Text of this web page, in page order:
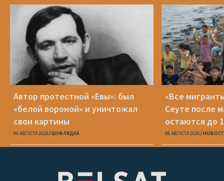
Автор протестной «Евы»: был
«белой вороной» и уничтожал
свои картины
09 АВГУСТА 2026 ШУФЛЯДКА
«Все
Сеуте после
остаются до
08 АВГУСТА 2026